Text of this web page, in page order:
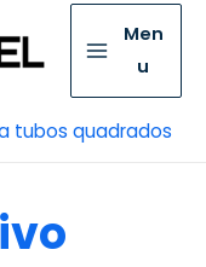
Men
u
tubos quadrados